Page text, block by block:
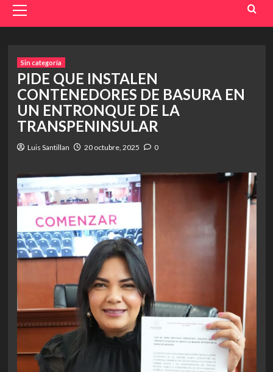
Menu
Sin categoría
PIDE QUE INSTALEN
CONTENEDORES DE BASURA EN
UN ENTRONQUE DE LA
TRANSPENINSULAR
Luis Santillan 20 octubre, 2025 0